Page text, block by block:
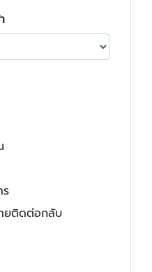
ยติดต่อกลับ